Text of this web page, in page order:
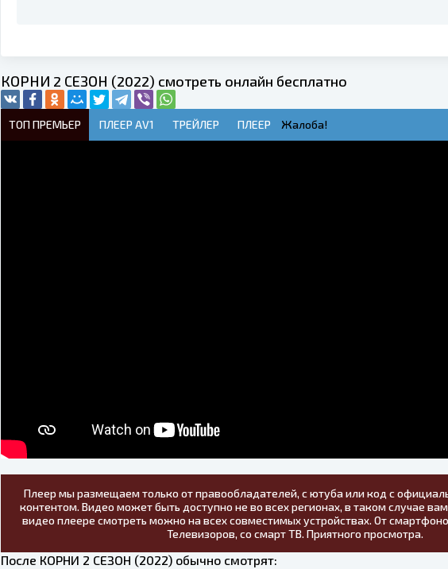
КОРНИ 2 СЕЗОН (2022) смотреть онлайн бесплатно
ТОП ПРЕМЬЕР ПЛЕЕР AV1 ТРЕЙЛЕР ПЛЕЕР Жалоба!
Плеер мы размещаем только от правообладателей, с ютуба или код с
контентом. Видео может быть доступно не во всех регионах, в таком случае
видео плеере смотреть можно на всех совместимых устройствах. От
Телевизоров, со смарт ТВ. Приятного просмотра.
После КОРНИ 2 СЕЗОН (2022) обычно смотрят: